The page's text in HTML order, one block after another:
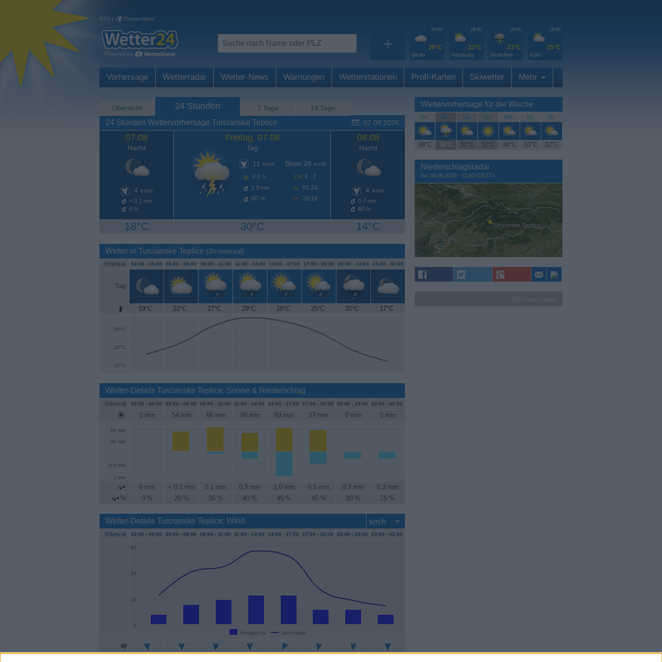
RSS | Deutschland
+
18:00
26°C
Berlin
18:00
22°C
Hamburg
18:00
23°C
München
18:00
25°C
Köln
Vorhersage Wetterradar Wetter-News Warnungen Wetterstationen Profi-Karten Skiwetter Mehr
Übersicht 24 Stunden 7 Tage 14 Tage
24 Stunden Wettervorhersage Turcianske Teplice 07.08.2026
07.08
Nacht
4 km/h
< 0,1 mm
4 %
18°C
Freitag, 07.08
Tag
11
km/h
4,0 h
1.9 mm
80 %
Böen 28 km/h
UV 4 - 7
05:24
20:16
30°C
08.08
Nacht
4 km/h
0.7 mm
60 %
14°C
Wetter in Turcianske Teplice (3h-Interval)
Interval 02:00 - 05:00 05:00 - 08:00 08:00 - 11:00 11:00 - 14:00 14:00 - 17:00 17:00 - 20:00 20:00 - 23:00 23:00 - 02:00
Tag
19°C 22°C 27°C 29°C 28°C 25°C 20°C 17°C
15°C
20°C
25°C
30°C
Wetter-Details Turcianske Teplice: Sonne & Niederschlag
Interval 02:00 - 05:00 05:00 - 08:00 08:00 - 11:00 11:00 - 14:00 14:00 - 17:00 17:00 - 20:00 20:00 - 23:00 23:00 - 02:00
0 min 54 min 66 min 50 min 63 min 57 min 0 min 0 min
30 min
60 min
0.5 mm
1 mm
0 mm < 0,1 mm 0,1 mm 0,3 mm 1,0 mm 0,5 mm 0,3 mm
0,3 mm
%
0 % 20 % 35 % 40 % 45 % 45 % 30 % 25 %
Wetter-Details Turcianske Teplice: Wind
Interval 02:00 - 05:00 05:00 - 08:00 08:00 - 11:00 11:00 - 14:00 14:00 - 17:00 17:00 - 20:00 20:00 - 23:00 23:00 - 02:00
Windgeschw. Spitzenböen
0
10
20
30
Wettervorhersage für die Woche
Do. Fr. Sa. So. Mo. Di. Mi.
38°C 30°C 30°C 32°C 34°C 33°C 32°C
Niederschlagsradar
Sa. 08.08.2026 - 11:00 (CEST)
Turcianske Teplice